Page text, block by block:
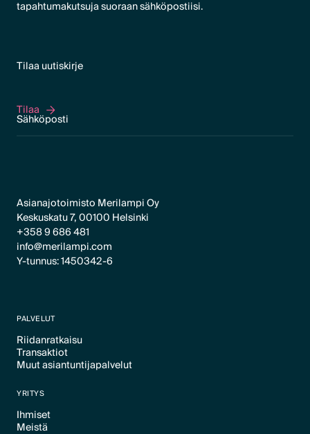
tapahtumakutsuja suoraan sähköpostiisi.
Tilaa uutiskirje
Tilaa
Tilaa
Asianajotoimisto Merilampi Oy
Keskuskatu 7, 00100 Helsinki
+358 9 686 481
info@merilampi.com
Y-tunnus: 1450342-6
PALVELUT
Riidanratkaisu
Text Link
Transaktiot
Text Link
Muut asiantuntijapalvelut
YRITYS
Ihmiset
Text Link
Meistä